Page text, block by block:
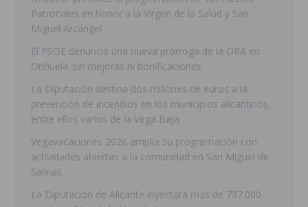
Patronales en honor a la Virgen de la Salud y San
Miguel Arcángel
El PSOE denuncia una nueva prórroga de la ORA en
Orihuela ‘sin mejoras ni bonificaciones’
La Diputación destina dos millones de euros a la
prevención de incendios en los municipios alicantinos,
entre ellos varios de la Vega Baja
Vegavacaciones 2026 amplía su programación con
actividades abiertas a la comunidad en San Miguel de
Salinas
La Diputación de Alicante inyectará más de 737.000